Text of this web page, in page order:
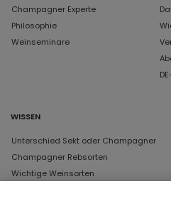
Champagner Experte
Philosophie
Weinseminare
WISSEN
Unterschied Sekt oder Champagner
Champagner Rebsorten
Wichtige Weinsorten